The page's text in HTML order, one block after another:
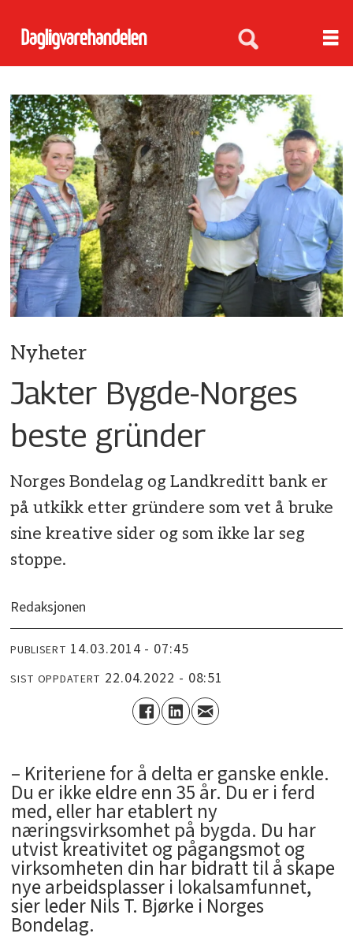
Nyheter
Jakter Bygde-Norges
beste gründer
Norges Bondelag og Landkreditt bank er
på utkikk etter gründere som vet å bruke
sine kreative sider og som ikke lar seg
stoppe.
Redaksjonen
PUBLISERT 14.03.2014 - 07:45
SIST OPPDATERT 22.04.2022 - 08:51
– Kriteriene for å delta er ganske enkle.
Du er ikke eldre enn 35 år. Du er i ferd
med, eller har etablert ny
næringsvirksomhet på bygda. Du har
utvist kreativitet og pågangsmot og
virksomheten din har bidratt til å skape
nye arbeidsplasser i lokalsamfunnet,
sier leder Nils T. Bjørke i Norges
Bondelag.